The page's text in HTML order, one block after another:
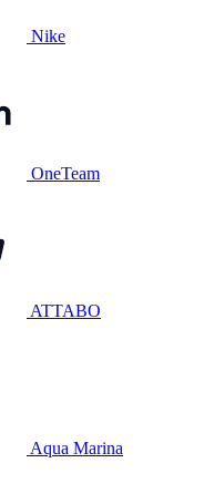
Nike
OneTeam
ATTABO
Aqua Marina